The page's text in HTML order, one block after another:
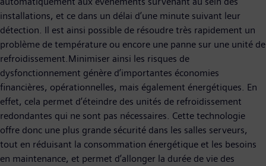
installations, et ce dans un délai d’une minute suivant leur
détection. Il est ainsi possible de résoudre très rapidement un
problème de température ou encore une panne sur une unité de
refroidissement.Minimiser ainsi les risques de
dysfonctionnement génère d’importantes économies
financières, opérationnelles, mais également énergétiques. En
effet, cela permet d’éteindre des unités de refroidissement
redondantes qui ne sont pas nécessaires. Cette technologie
offre donc une plus grande sécurité dans les salles serveurs,
tout en réduisant la consommation énergétique et les besoins
en maintenance, et permet d’allonger la durée de vie des